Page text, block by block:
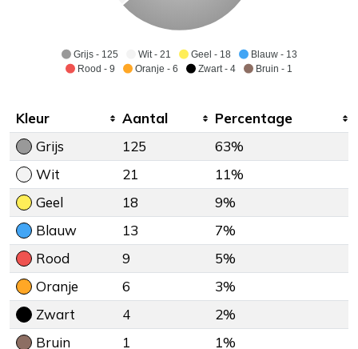
Grijs - 125 Wit - 21 Geel - 18
Blauw - 13
Rood - 9
Oranje - 6 Zwart - 4 Bruin - 1
Kleur Aantal
Percentage
Grijs
125
63%
Wit
21
11%
Geel
18
9%
Blauw
13
7%
Rood
9
5%
Oranje
6
3%
Zwart
4
2%
Bruin
1 1%